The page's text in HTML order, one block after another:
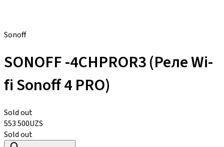
Sonoff
SONOFF -4CHPROR3 (Реле Wi-
fi Sonoff 4 PRO)
Sold out
553 500UZS
Sold out